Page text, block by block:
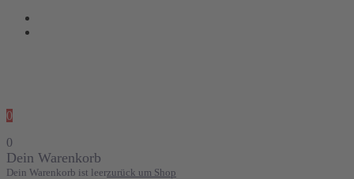
0
0
Dein Warenkorb
Dein Warenkorb ist leerzurück um Shop